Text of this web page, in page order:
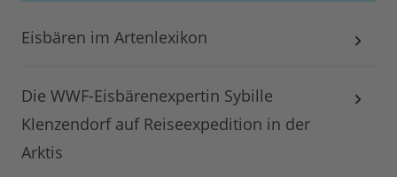
Eisbären im Artenlexikon
Die WWF-Eisbärenexpertin Sybille
Klenzendorf auf Reiseexpedition in der
Arktis